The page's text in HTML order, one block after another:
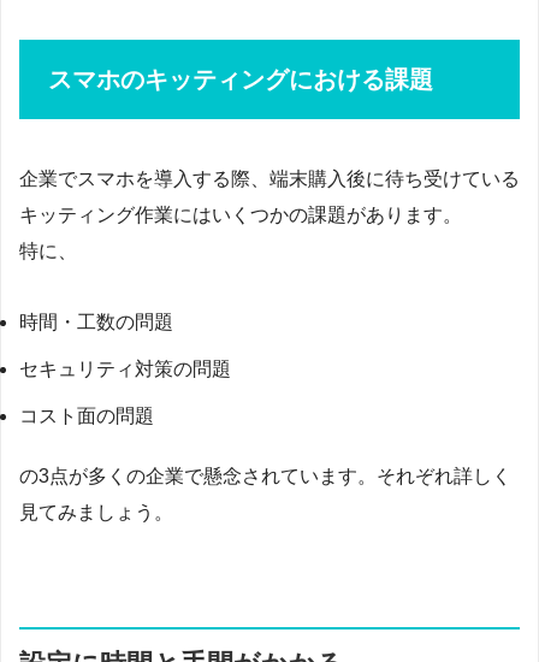
スマホのキッティングにおける課題
企業でスマホを導入する際、端末購入後に待ち受けている
キッティング作業にはいくつかの課題があります。
特に、
時間・工数の問題
セキュリティ対策の問題
コスト面の問題
の3点が多くの企業で懸念されています。それぞれ詳しく
見てみましょう。